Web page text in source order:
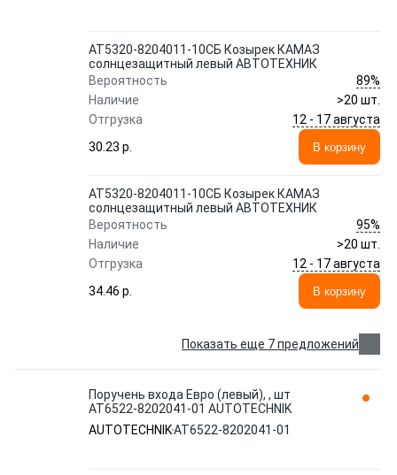
АТ5320-8204011-10СБ Козырек КАМАЗ
солнцезащитный левый АВТОТЕХНИК
Вероятность
89%
Наличие
>20 шт.
Отгрузка
12 - 17 августа
30.23 p.
В корзину
АТ5320-8204011-10СБ Козырек КАМАЗ
солнцезащитный левый АВТОТЕХНИК
Вероятность
95%
Наличие
>20 шт.
Отгрузка
12 - 17 августа
34.46 p.
В корзину
Показать еще 7 предложений
Поручень входа Евро (левый), , шт
АТ6522-8202041-01 AUTOTECHNIK
AUTOTECHNIKАТ6522-8202041-01